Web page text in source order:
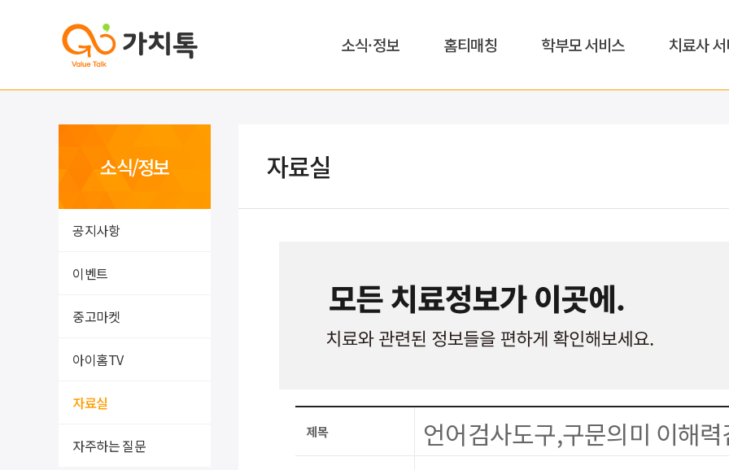
소식·정보 홈티매칭 학부모 서비스 치료사
소식/정보
공지사항
이벤트
중고마켓
아이홈TV
자료실
자주하는 질문
자료실
제목 언어검사도구,구문의미 이해